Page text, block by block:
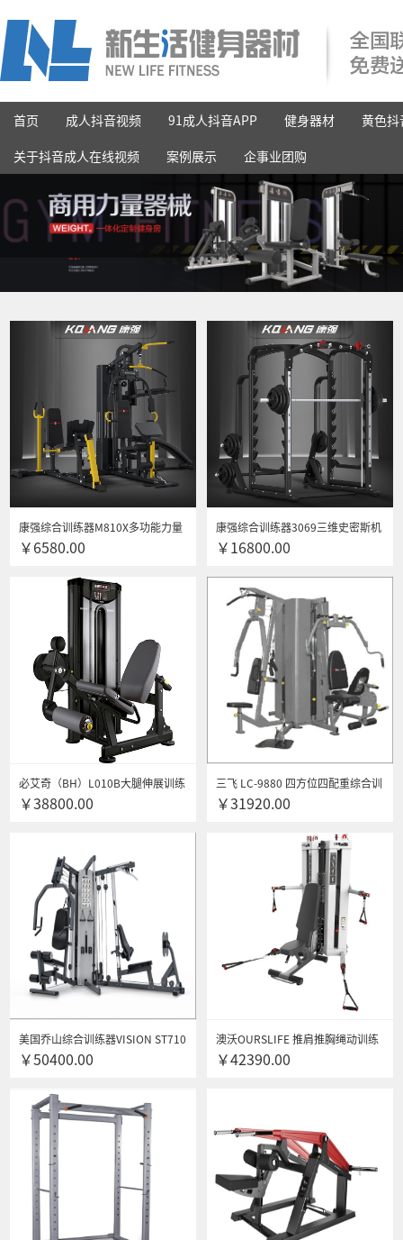
首页 成人抖音视频 91成人抖音APP 健身器材
黄色
关于抖音成人在线视频
案例展示 企事业团购
康强综合训练器M810X多功能力量
器械家用健身器材四人站铸铁配重
￥6580.00
康强综合训练器3069三维史密斯机
健身器材专用
￥16800.00
必艾奇（BH）L010B大腿伸展训练
器商用多功能力量综合训练健身房
￥38800.00
三飞 LC-9880 四方位四配重综合训
练机
￥31920.00
美国乔山综合训练器VISION ST710
三方位综合训练器
￥50400.00
澳沃OURSLIFE 推肩推胸绳动训练
站FTM5102商用健身房专用综合训
￥42390.00